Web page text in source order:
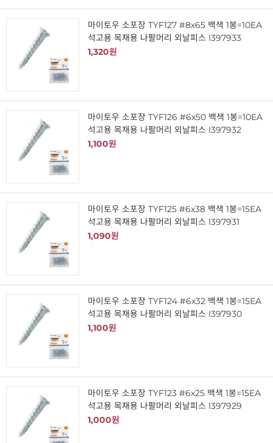
마이토우 소포장 TYF127 #8x65 백색 1봉=10EA
석고용 목재용 나팔머리 외날피스 I397933
1,320원
마이토우 소포장 TYF126 #6x50 백색 1봉=10EA
석고용 목재용 나팔머리 외날피스 I397932
1,100원
마이토우 소포장 TYF125 #6x38 백색 1봉=15EA
석고용 목재용 나팔머리 외날피스 I397931
1,090원
마이토우 소포장 TYF124 #6x32 백색 1봉=15EA
석고용 목재용 나팔머리 외날피스 I397930
1,100원
마이토우 소포장 TYF123 #6x25 백색 1봉=15EA
석고용 목재용 나팔머리 외날피스 I397929
1,000원